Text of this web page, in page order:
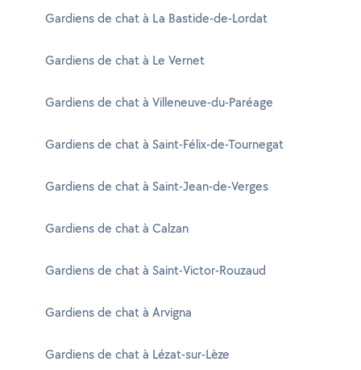
Gardiens de chat à La Bastide-de-Lordat
Gardiens de chat à Le Vernet
Gardiens de chat à Villeneuve-du-Paréage
Gardiens de chat à Saint-Félix-de-Tournegat
Gardiens de chat à Saint-Jean-de-Verges
Gardiens de chat à Calzan
Gardiens de chat à Saint-Victor-Rouzaud
Gardiens de chat à Arvigna
Gardiens de chat à Lézat-sur-Lèze